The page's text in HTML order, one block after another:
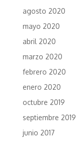
agosto 2020
mayo 2020
abril 2020
marzo 2020
febrero 2020
enero 2020
octubre 2019
septiembre 2019
junio 2017